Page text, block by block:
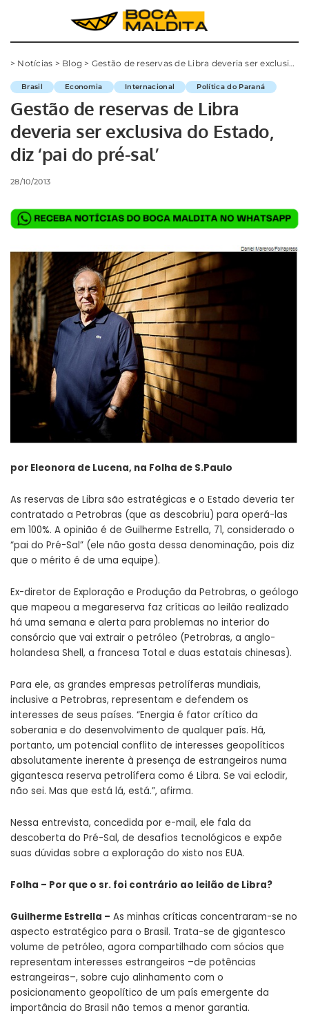
> Notícias > Blog > Gestão de reservas de Libra deveria ser exclusiva do Estado, diz ‘pai do pré-sal’
Brasil Economia Internacional Política do Paraná
Gestão de reservas de Libra
deveria ser exclusiva do Estado,
diz ‘pai do pré-sal’
28/10/2013
por Eleonora de Lucena, na Folha de S.Paulo
As reservas de Libra são estratégicas e o Estado deveria ter
contratado a Petrobras (que as descobriu) para operá-las
em 100%. A opinião é de Guilherme Estrella, 71, considerado o
“pai do Pré-Sal” (ele não gosta dessa denominação, pois diz
que o mérito é de uma equipe).
Ex-diretor de Exploração e Produção da Petrobras, o geólogo
que mapeou a megareserva faz críticas ao leilão realizado
há uma semana e alerta para problemas no interior do
consórcio que vai extrair o petróleo (Petrobras, a anglo-
holandesa Shell, a francesa Total e duas estatais chinesas).
Para ele, as grandes empresas petrolíferas mundiais,
inclusive a Petrobras, representam e defendem os
interesses de seus países. “Energia é fator crítico da
soberania e do desenvolvimento de qualquer país. Há,
portanto, um potencial conflito de interesses geopolíticos
absolutamente inerente à presença de estrangeiros numa
gigantesca reserva petrolífera como é Libra. Se vai eclodir,
não sei. Mas que está lá, está.”, afirma.
Nessa entrevista, concedida por e-mail, ele fala da
descoberta do Pré-Sal, de desafios tecnológicos e expõe
suas dúvidas sobre a exploração do xisto nos EUA.
Folha – Por que o sr. foi contrário ao leilão de Libra?
Guilherme Estrella – As minhas críticas concentraram-se no
aspecto estratégico para o Brasil. Trata-se de gigantesco
volume de petróleo, agora compartilhado com sócios que
representam interesses estrangeiros –de potências
estrangeiras–, sobre cujo alinhamento com o
posicionamento geopolítico de um país emergente da
importância do Brasil não temos a menor garantia.